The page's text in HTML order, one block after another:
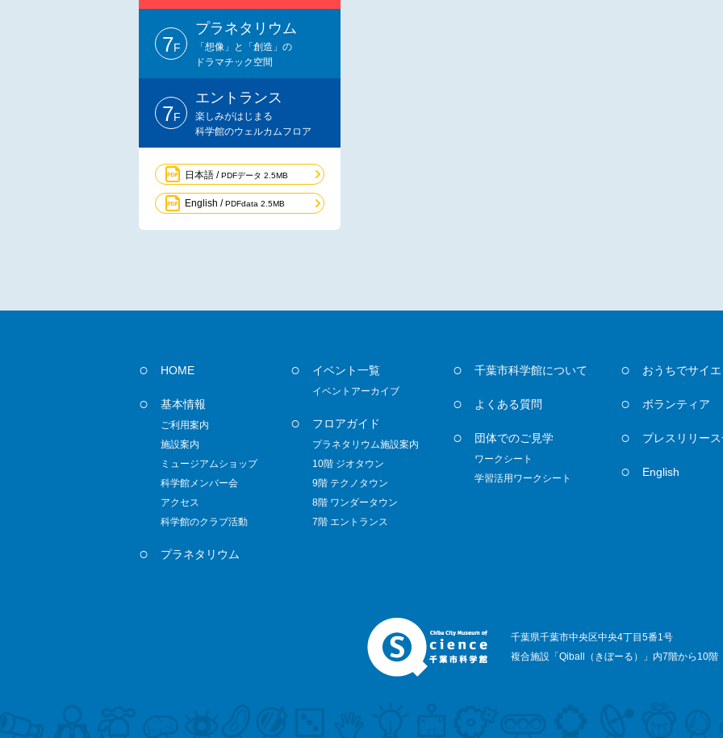
7F
プラネタリウム
「想像」と「創造」の
ドラマチック空間
7F
エントランス
楽しみがはじまる
科学館のウェルカムフロア
日本語 /PDFデータ 2.5MB
English /PDFdata 2.5MB
HOME
基本情報
ご利用案内
施設案内
ミュージアムショップ
科学館メンバー会
アクセス
科学館のクラブ活動
プラネタリウム
イベント一覧
イベントアーカイブ
フロアガイド
プラネタリウム施設案内
10階 ジオタウン
9階 テクノタウン
8階 ワンダータウン
7階 エントランス
千葉市科学館について
よくある質問
団体でのご見学
ワークシート
学習活用ワークシート
おうちでサイエ
ボランティア
プレスリリー
English
千葉県千葉市中央区中央4丁目5番1号
複合施設「Qiball（きぼーる）」内7階から10階